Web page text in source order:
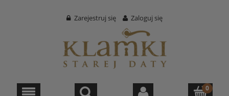
Zarejestruj się Zaloguj się